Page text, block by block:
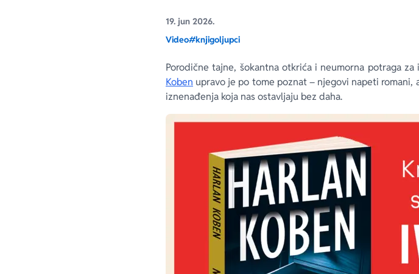
19. jun 2026.
Video#knjigoljupci
Porodične tajne, šokantna otkrića i neumorna potraga
Koben upravo je po tome poznat – njegovi napeti
iznenađenja koja nas ostavljaju bez daha.